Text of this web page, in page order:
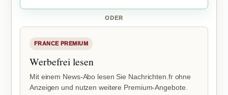
ODER
FRANCE PREMIUM
Werbefrei lesen
Mit einem News-Abo lesen Sie Nachrichten.fr ohne
Anzeigen und nutzen weitere Premium-Angebote.